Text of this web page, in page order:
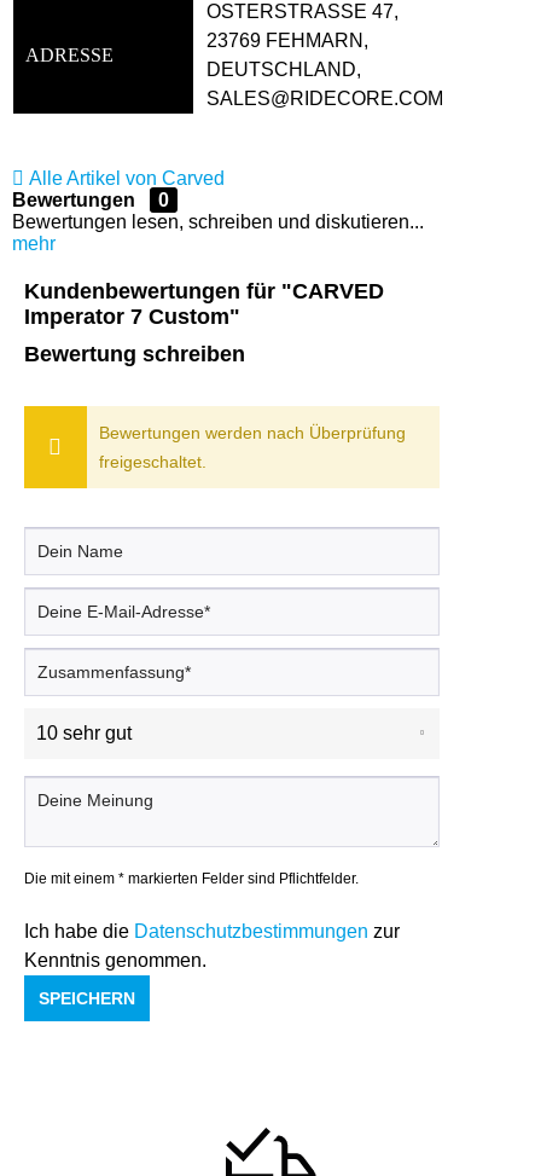
ADRESSE
OSTERSTRASSE 47, 2
3769 FEHMARN, D
EUTSCHLAND, S
ALES@RIDECORE.COM
Alle Artikel von Carved
Bewertungen
0
Bewertungen lesen, schreiben und diskutieren...
mehr
Kundenbewertungen für "CARVED
Imperator 7 Custom"
Bewertung schreiben
Bewertungen werden nach Überprüfung
freigeschaltet.
Die mit einem * markierten Felder sind Pflichtfelder.
Ich habe die Datenschutzbestimmungen zur
Kenntnis genommen.
SPEICHERN